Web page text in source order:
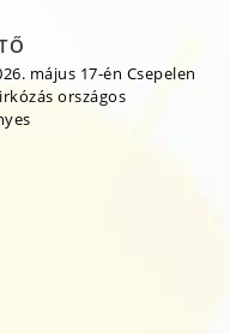
május 17-én Csepelen
országos